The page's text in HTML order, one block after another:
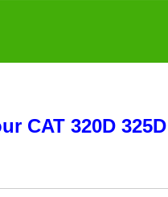
CAT 320D 325D